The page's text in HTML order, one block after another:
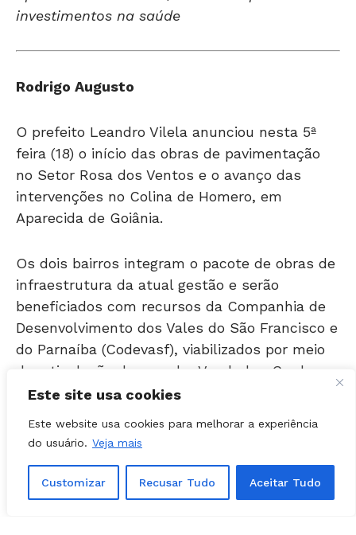
Este site usa cookies
Este website usa cookies para melhorar a experiência
do usuário. Veja mais
Customizar Recusar Tudo Aceitar Tudo
feira (18) o início das obras de pavimentação
no Setor Rosa dos Ventos e o avanço das
intervenções no Colina de Homero, em
Aparecida de Goiânia.
infraestrutura da atual gestão e serão
beneficiados com recursos da Companhia de
Desenvolvimento dos Vales do São Francisco e
do Parnaíba (Codevasf), viabilizados por meio
da articulação do senador Vanderlan Cardoso.
Rosa dos Ventos terá
pavimentação após
décadas de espera